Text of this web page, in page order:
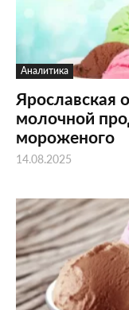
Аналитика
Ярославская
молочной
мороженого
14.08.2025